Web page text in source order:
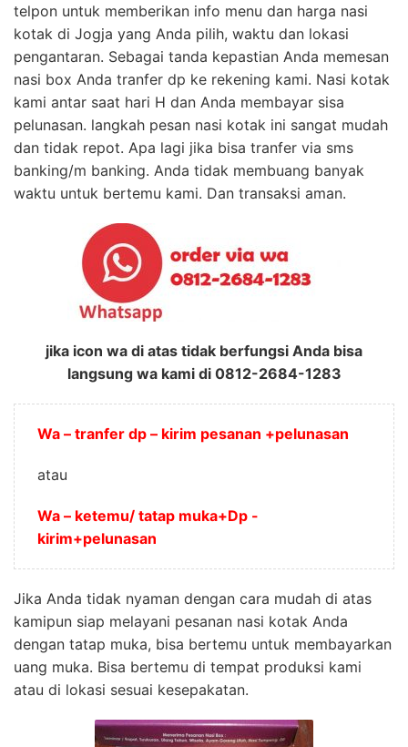
telpon untuk memberikan info menu dan harga nasi
kotak di Jogja yang Anda pilih, waktu dan lokasi
pengantaran. Sebagai tanda kepastian Anda memesan
nasi box Anda tranfer dp ke rekening kami. Nasi kotak
kami antar saat hari H dan Anda membayar sisa
pelunasan. langkah pesan nasi kotak ini sangat mudah
dan tidak repot. Apa lagi jika bisa tranfer via sms
banking/m banking. Anda tidak membuang banyak
waktu untuk bertemu kami. Dan transaksi aman.
jika icon wa di atas tidak berfungsi Anda bisa
langsung wa kami di 0812-2684-1283
Wa – tranfer dp – kirim pesanan +pelunasan
atau
Wa – ketemu/ tatap muka+Dp -
kirim+pelunasan
Jika Anda tidak nyaman dengan cara mudah di atas
kamipun siap melayani pesanan nasi kotak Anda
dengan tatap muka, bisa bertemu untuk membayarkan
uang muka. Bisa bertemu di tempat produksi kami
atau di lokasi sesuai kesepakatan.